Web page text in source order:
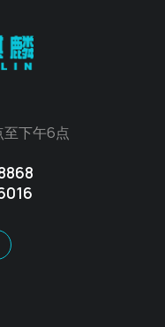
下午6点